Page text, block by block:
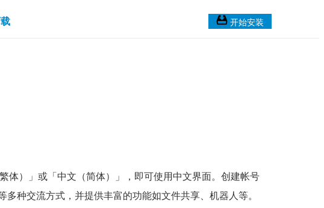
开始安装
）」或「中文（简体）」，即可使用中文界面。创建帐号
种交流方式，并提供丰富的功能如文件共享、机器人等。